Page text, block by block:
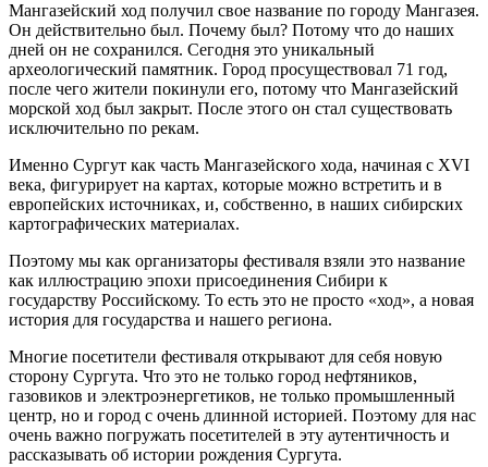
Мангазейский ход получил свое название по городу Мангазея.
Он действительно был. Почему был? Потому что до наших
дней он не сохранился. Сегодня это уникальный
археологический памятник. Город просуществовал 71 год,
после чего жители покинули его, потому что Мангазейский
морской ход был закрыт. После этого он стал существовать
исключительно по рекам.
Именно Сургут как часть Мангазейского хода, начиная с XVI
века, фигурирует на картах, которые можно встретить и в
европейских источниках, и, собственно, в наших сибирских
картографических материалах.
Поэтому мы как организаторы фестиваля взяли это название
как иллюстрацию эпохи присоединения Сибири к
государству Российскому. То есть это не просто «ход», а новая
история для государства и нашего региона.
Многие посетители фестиваля открывают для себя новую
сторону Сургута. Что это не только город нефтяников,
газовиков и электроэнергетиков, не только промышленный
центр, но и город с очень длинной историей. Поэтому для нас
очень важно погружать посетителей в эту аутентичность и
рассказывать об истории рождения Сургута.